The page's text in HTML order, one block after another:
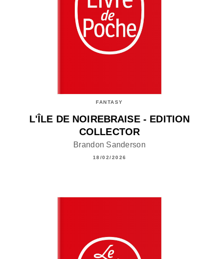
FANTASY
L'ÎLE DE NOIREBRAISE - EDITION
COLLECTOR
Brandon Sanderson
18/02/2026